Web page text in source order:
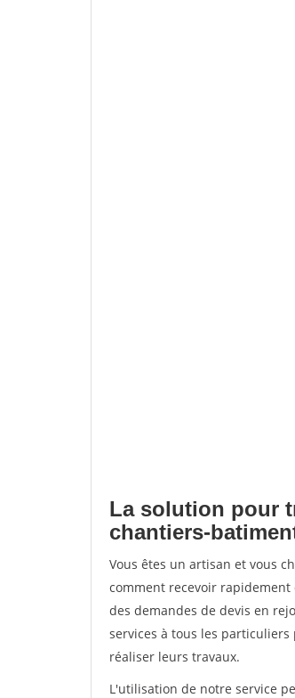
La solution pour
chantiers-
Vous êtes un artisan et vous
comment recevoir rapidement
des demandes de devis en
services à tous les
réaliser leurs travaux.
L'utilisation de notre service